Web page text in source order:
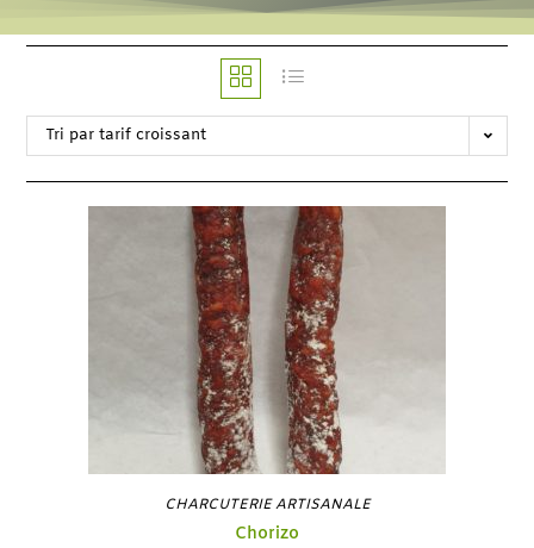
Tri par tarif croissant
CHARCUTERIE ARTISANALE
Chorizo